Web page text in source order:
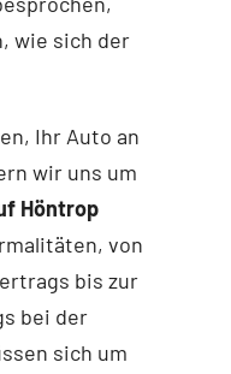
wie sich der
Ihr Auto an
wir uns um
Höntrop
von
bis zur
bei der
sich um